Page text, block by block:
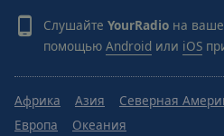
Style
Family
Слушайте YourRadio на
помощью Android или iOS
Африка Азия Северная
Европа
Океания